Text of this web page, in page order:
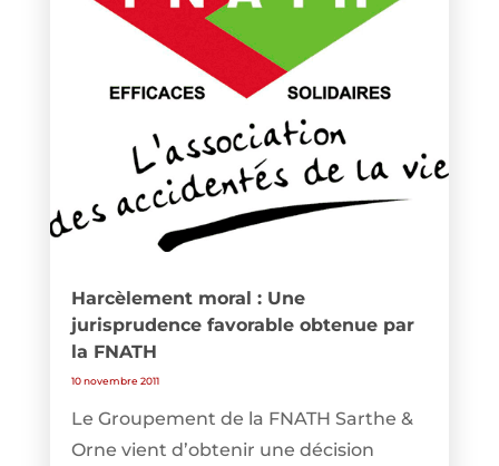
Harcèlement moral : Une
jurisprudence favorable obtenue par
la FNATH
10 novembre 2011
Le Groupement de la FNATH Sarthe &
Orne vient d’obtenir une décision